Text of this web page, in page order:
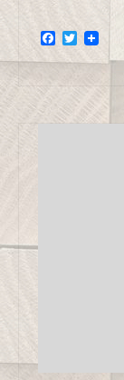
Facebook
Twitter